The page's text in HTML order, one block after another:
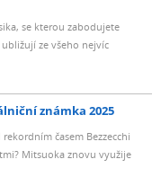
se kterou zabodujete
ze všeho nejvíc
známka 2025
časem Bezzecchi
Mitsuoka znovu využije